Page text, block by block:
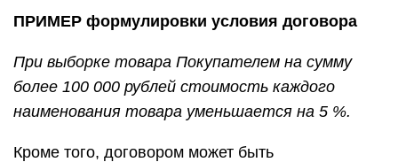
ПРИМЕР формулировки условия договора
При выборке товара Покупателем на сумму
более 100 000 рублей стоимость каждого
наименования товара уменьшается на 5 %.
Кроме того, договором может быть